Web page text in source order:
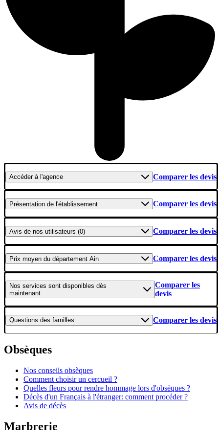
Accéderà l'agence Comparer les devis
Présentation de l'établissement Comparer les devis
Avis de nos utilisateurs (0) Comparer les devis
Prix moyen du département Ain Comparer les devis
Nos services sont disponibles dès
maintenant
Comparer les
devis
Questions des familles Comparer les devis
Obsèques
Nos conseils obsèques
Comment choisir un cercueil ?
Quelles fleurs pour rendre hommage lors d'obsèques ?
Décès d'un Français à l'étranger: comment procéder ?
Avis de décès
Marbrerie